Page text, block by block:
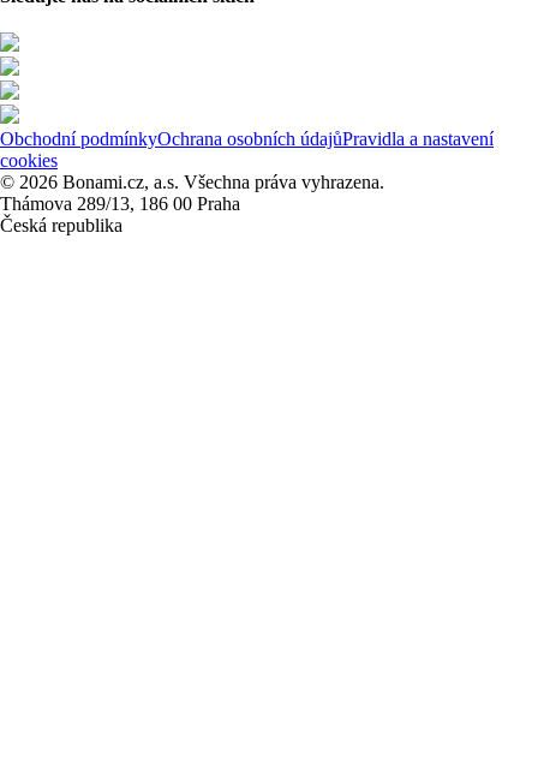
Obchodní podmínkyOchrana osobních údajůPravidla a nastavení
cookies
© 2026 Bonami.cz, a.s. Všechna práva vyhrazena.
Thámova 289/13, 186 00 Praha
Česká republika